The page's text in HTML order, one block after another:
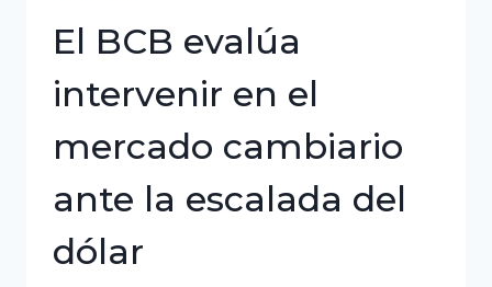
El BCB evalúa
intervenir en el
mercado cambiario
ante la escalada del
dólar